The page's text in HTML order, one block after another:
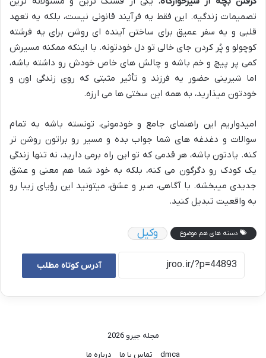
تصمیمات زندگیه. این فقط یه فرآیند قانونی نیست، بلکه یه تعهد
قلبی و یه سفر عمیق برای ساختن آینده ای روشن برای یه فرشته
کوچولو و پُر کردن جای خالی تو دل خودتونه. با اینکه ممکنه مسیرش
کمی پر پیچ و خم باشه و چالش های خاص خودش رو داشته باشه،
اما شیرینی حضور یه فرزند و تأثیر مثبتی که روی زندگی اون و
خودتون میذارید، به همه این سختی ها می ارزه.
امیدواریم این راهنمای جامع و خودمونی، تونسته باشه به تمام
سوالات و دغدغه های شما جواب بده و مسیر رو براتون روشن تر
کنه. یادتون باشه، هر قدمی که تو این راه برمی دارید، نه تنها زندگی
یک کودک رو دگرگون می کنه، بلکه به خود شما هم معنی و عشق
جدیدی میبخشه. با آگاهی، صبر و عشق، میتونید این رؤیای زیبا رو
به واقعیت تبدیل کنید.
دسته های هم موضوع وکیل
آدرس کوتاه مطلب
مجله جیرو 2026
dmca
تماس با ما درباره ما